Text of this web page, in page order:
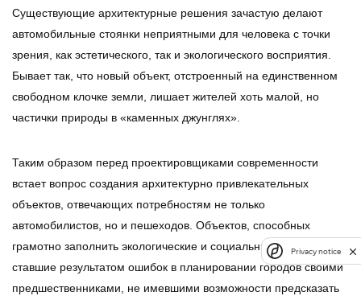
Существующие архитектурные решения зачастую делают
автомобильные стоянки неприятными для человека с точки
зрения, как эстетического, так и экологического восприятия.
Бывает так, что новый объект, отстроенный на единственном
свободном клочке земли, лишает жителей хоть малой, но
частички природы в «каменных джунглях».
Таким образом перед проектировщиками современности
встает вопрос создания архитектурно привлекательных
объектов, отвечающих потребностям не только
автомобилистов, но и пешеходов. Объектов, способных
грамотно заполнить экологические и социальные бреши,
ставшие результатом ошибок в планировании городов своими
предшественниками, не имевшими возможности предсказать
Privacy notice